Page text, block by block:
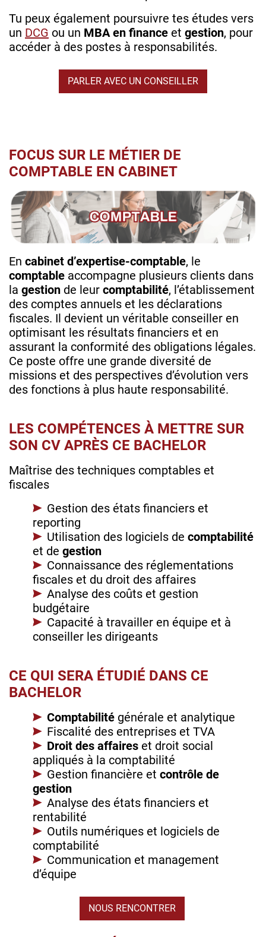
Tu peux également poursuivre tes études vers
un DCG ou un MBA en finance et gestion, pour
accéder à des postes à responsabilités.
PARLER AVEC UN CONSEILLER
FOCUS SUR LE MÉTIER DE
COMPTABLE EN CABINET
En cabinet d’expertise-comptable, le
comptable accompagne plusieurs clients dans
la gestion de leur comptabilité, l’établissement
des comptes annuels et les déclarations
fiscales. Il devient un véritable conseiller en
optimisant les résultats financiers et en
assurant la conformité des obligations légales.
Ce poste offre une grande diversité de
missions et des perspectives d’évolution vers
des fonctions à plus haute responsabilité.
LES COMPÉTENCES À METTRE SUR
SON CV APRÈS CE BACHELOR
Maîtrise des techniques comptables et
fiscales
Gestion des états financiers et
reporting
Utilisation des logiciels de comptabilité
et de gestion
Connaissance des réglementations
fiscales et du droit des affaires
Analyse des coûts et gestion
budgétaire
Capacité à travailler en équipe et à
conseiller les dirigeants
CE QUI SERA ÉTUDIÉ DANS CE
BACHELOR
Comptabilité générale et analytique
Fiscalité des entreprises et TVA
Droit des affaires et droit social
appliqués à la comptabilité
Gestion financière et contrôle de
gestion
Analyse des états financiers et
rentabilité
Outils numériques et logiciels de
comptabilité
Communication et management
d’équipe
NOUS RENCONTRER